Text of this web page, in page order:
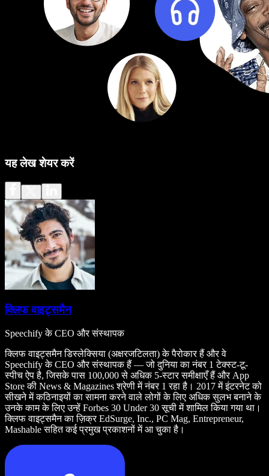
यह लेख शेयर करें
क्लिफ वाइट्समैन
Speechify के CEO और संस्थापक
क्लिफ वाइट्समैन डिस्लेक्सिया (अक्षरजटिलता) के पैरोकार हैं और वे
Speechify के CEO और संस्थापक हैं — जो दुनिया का नंबर 1 टेक्स्ट-टू-
स्पीच ऐप है, जिसके पास 100,000 से अधिक 5-स्टार समीक्षाएँ हैं और App
Store की News & Magazines श्रेणी में नंबर 1 रहा है। 2017 में इंटरनेट को
सीखने में कठिनाइयों का सामना करने वाले लोगों के लिए अधिक सुलभ बनाने के
उनके काम के लिए उन्हें Forbes 30 Under 30 सूची में शामिल किया गया था।
क्लिफ वाइट्समैन का ज़िक्र EdSurge, Inc., PC Mag, Entrepreneur,
Mashable सहित कई प्रमुख प्रकाशनों में आ चुका है।